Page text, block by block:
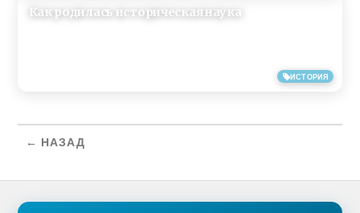
ИСТОРИЯ
Как родилась историческая наука
← НАЗАД